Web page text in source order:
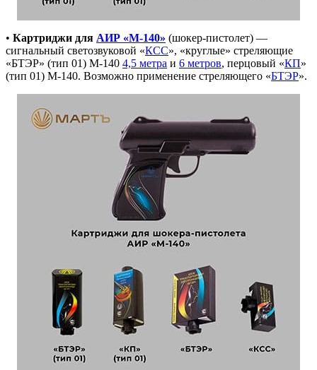
• Картриджи для АИР «М-140» (шокер-пистолет) —
сигнальный светозвуковой «КСС», «круглые» стреляющие
«БТЭР» (тип 01) М-140 4,5 метра и 6 метров, перцовый «КП»
(тип 01) М-140. Возможно применение стреляющего «БТЭР».